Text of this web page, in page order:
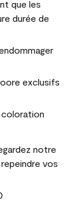
que les
durée de
exclusifs
coloration
notre
vos